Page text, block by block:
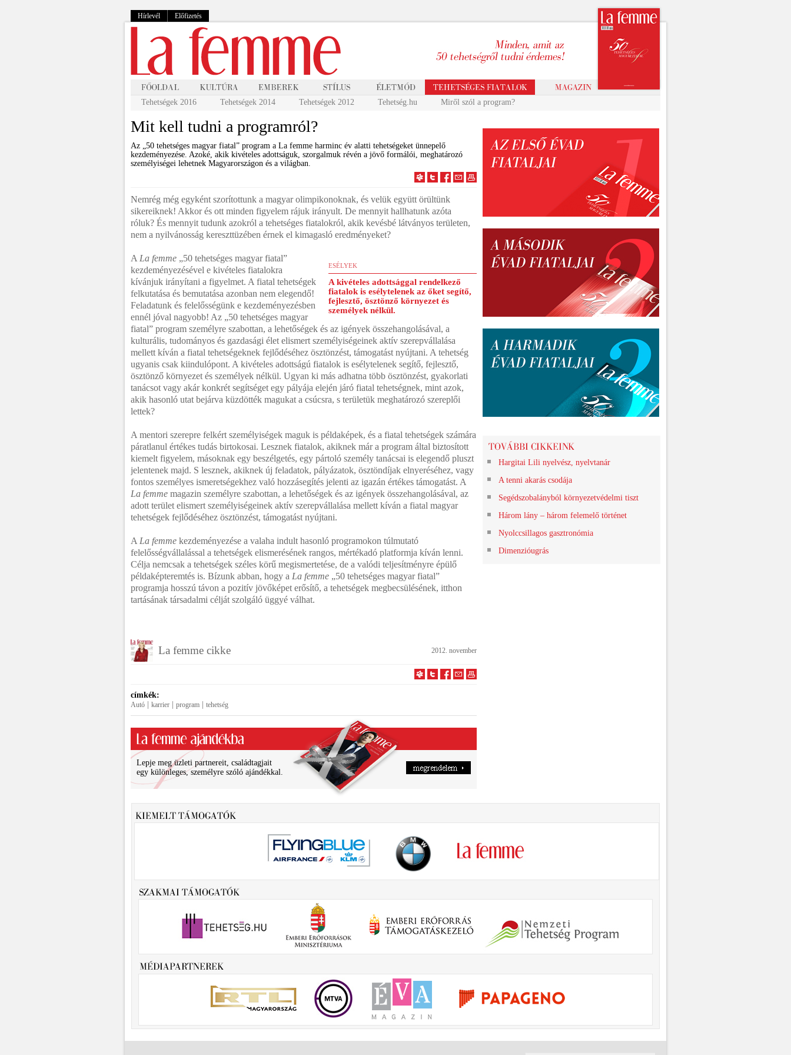
Hírlevél Előfizetés
Tehetségek 2016 Tehetségek 2014 Tehetségek 2012 Tehetség.hu Miről szól a program?
Mit kell tudni a programról?
Az „50 tehetséges magyar fiatal” program a La femme harminc év alatti tehetségeket ünnepelő
kezdeményezése. Azoké, akik kivételes adottságuk, szorgalmuk révén a jövő formálói, meghatározó
személyiségei lehetnek Magyarországon és a világban.
Nemrég még egyként szorítottunk a magyar olimpikonoknak, és velük együtt örültünk
sikereiknek! Akkor és ott minden figyelem rájuk irányult. De mennyit hallhatunk azóta
róluk? És mennyit tudunk azokról a tehetséges fiatalokról, akik kevésbé látványos területen,
nem a nyilvánosság kereszttüzében érnek el kimagasló eredményeket?
ESÉLYEK
A kivételes adottsággal rendelkező
fiatalok is esélytelenek az őket segítő,
fejlesztő, ösztönző környezet és
személyek nélkül.
A La femme „50 tehetséges magyar fiatal”
kezdeményezésével e kivételes fiatalokra
kívánjuk irányítani a figyelmet. A fiatal tehetségek
felkutatása és bemutatása azonban nem elegendő!
Feladatunk és felelősségünk e kezdeményezésben
ennél jóval nagyobb! Az „50 tehetséges magyar
fiatal” program személyre szabottan, a lehetőségek és az igények összehangolásával, a
kulturális, tudományos és gazdasági élet elismert személyiségeinek aktív szerepvállalása
mellett kíván a fiatal tehetségeknek fejlődéséhez ösztönzést, támogatást nyújtani. A tehetség
ugyanis csak kiindulópont. A kivételes adottságú fiatalok is esélytelenek segítő, fejlesztő,
ösztönző környezet és személyek nélkül. Ugyan ki más adhatna több ösztönzést, gyakorlati
tanácsot vagy akár konkrét segítséget egy pályája elején járó fiatal tehetségnek, mint azok,
akik hasonló utat bejárva küzdötték magukat a csúcsra, s területük meghatározó szereplői
lettek?
A mentori szerepre felkért személyiségek maguk is példaképek, és a fiatal tehetségek számára
páratlanul értékes tudás birtokosai. Lesznek fiatalok, akiknek már a program által biztosított
kiemelt figyelem, másoknak egy beszélgetés, egy pártoló személy tanácsai is elegendő pluszt
jelentenek majd. S lesznek, akiknek új feladatok, pályázatok, ösztöndíjak elnyeréséhez, vagy
fontos személyes ismeretségekhez való hozzásegítés jelenti az igazán értékes támogatást. A
La femme magazin személyre szabottan, a lehetőségek és az igények összehangolásával, az
adott terület elismert személyiségeinek aktív szerepvállalása mellett kíván a fiatal magyar
tehetségek fejlődéséhez ösztönzést, támogatást nyújtani.
A La femme kezdeményezése a valaha indult hasonló programokon túlmutató
felelősségvállalással a tehetségek elismerésének rangos, mértékadó platformja kíván lenni.
Célja nemcsak a tehetségek széles körű megismertetése, de a valódi teljesítményre épülő
példaképteremtés is. Bízunk abban, hogy a La femme „50 tehetséges magyar fiatal”
programja hosszú távon a pozitív jövőképet erősítő, a tehetségek megbecsülésének, itthon
tartásának társadalmi célját szolgáló üggyé válhat.
La femme cikke 2012. november
címkék:
Autó karrier program tehetség
Lepje meg üzleti partnereit, családtagjait
egy különleges, személyre szóló ajándékkal.
Hargitai Lili nyelvész, nyelvtanár
A tenni akarás csodája
Segédszobalányból környezetvédelmi tiszt
Három lány – három felemelő történet
Nyolccsillagos gasztronómia
Dimenzióugrás